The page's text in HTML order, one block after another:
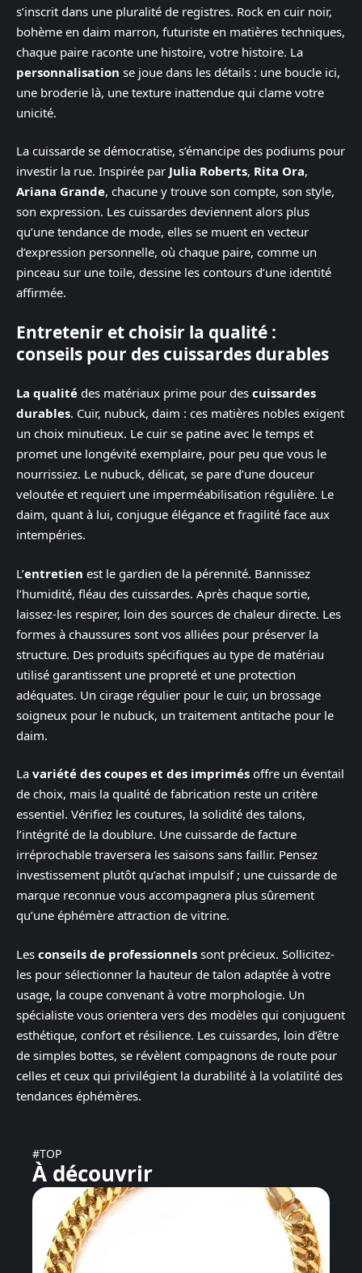
s’inscrit dans une pluralité de registres. Rock en cuir noir,
bohème en daim marron, futuriste en matières techniques,
chaque paire raconte une histoire, votre histoire. La
personnalisation se joue dans les détails : une boucle ici,
une broderie là, une texture inattendue qui clame votre
unicité.
La cuissarde se démocratise, s’émancipe des podiums pour
investir la rue. Inspirée par Julia Roberts, Rita Ora,
Ariana Grande, chacune y trouve son compte, son style,
son expression. Les cuissardes deviennent alors plus
qu’une tendance de mode, elles se muent en vecteur
d’expression personnelle, où chaque paire, comme un
pinceau sur une toile, dessine les contours d’une identité
affirmée.
Entretenir et choisir la qualité :
conseils pour des cuissardes durables
La qualité des matériaux prime pour des cuissardes
durables. Cuir, nubuck, daim : ces matières nobles exigent
un choix minutieux. Le cuir se patine avec le temps et
promet une longévité exemplaire, pour peu que vous le
nourrissiez. Le nubuck, délicat, se pare d’une douceur
veloutée et requiert une imperméabilisation régulière. Le
daim, quant à lui, conjugue élégance et fragilité face aux
intempéries.
L’entretien est le gardien de la pérennité. Bannissez
l’humidité, fléau des cuissardes. Après chaque sortie,
laissez-les respirer, loin des sources de chaleur directe. Les
formes à chaussures sont vos alliées pour préserver la
structure. Des produits spécifiques au type de matériau
utilisé garantissent une propreté et une protection
adéquates. Un cirage régulier pour le cuir, un brossage
soigneux pour le nubuck, un traitement antitache pour le
daim.
La variété des coupes et des imprimés offre un éventail
de choix, mais la qualité de fabrication reste un critère
essentiel. Vérifiez les coutures, la solidité des talons,
l’intégrité de la doublure. Une cuissarde de facture
irréprochable traversera les saisons sans faillir. Pensez
investissement plutôt qu’achat impulsif ; une cuissarde de
marque reconnue vous accompagnera plus sûrement
qu’une éphémère attraction de vitrine.
Les conseils de professionnels sont précieux. Sollicitez-
les pour sélectionner la hauteur de talon adaptée à votre
usage, la coupe convenant à votre morphologie. Un
spécialiste vous orientera vers des modèles qui conjuguent
esthétique, confort et résilience. Les cuissardes, loin d’être
de simples bottes, se révèlent compagnons de route pour
celles et ceux qui privilégient la durabilité à la volatilité des
tendances éphémères.
#TOP
À découvrir